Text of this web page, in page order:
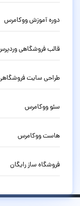
دوره آموزش ووکامرس
قالب فروشگاهی
طراحی سایت
سئو ووکامرس
هاست ووکامرس
فروشگاه ساز رایگان